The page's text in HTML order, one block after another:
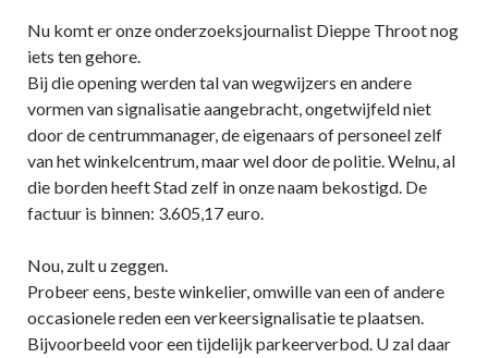
Nu komt er onze onderzoeksjournalist Dieppe Throot nog
iets ten gehore.
Bij die opening werden tal van wegwijzers en andere
vormen van signalisatie aangebracht, ongetwijfeld niet
door de centrummanager, de eigenaars of personeel zelf
van het winkelcentrum, maar wel door de politie. Welnu, al
die borden heeft Stad zelf in onze naam bekostigd. De
factuur is binnen: 3.605,17 euro.
Nou, zult u zeggen.
Probeer eens, beste winkelier, omwille van een of andere
occasionele reden een verkeersignalisatie te plaatsen.
Bijvoorbeeld voor een tijdelijk parkeerverbod. U zal daar